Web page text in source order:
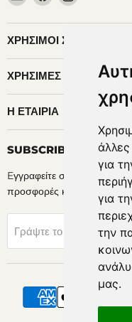
για
για
την
μας.
Horosimansi
ΧΡΉΣΙΜΟΙ ΣΎΝΔΕΣΜΟΙ
ΧΡΉΣΙΜΕΣ
Η ΕΤΑΙΡΊΑ
SUBSCRIBE
Eγγραφείτε στα
προσφορές και νέα
Γράψτε το Email σας